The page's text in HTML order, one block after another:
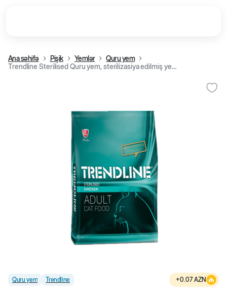
Ana səhifə Pişik Yemlər
Quru yem
Trendline Sterilised Quru yem, sterilizasiya edilmiş yetkin pişiklər üçün, toyuq əti ilə (kq)
Quru yem Trendline +0.07 AZN